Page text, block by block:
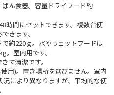
ばん食器。容量ドライフード約
時間にセットできます。複数台使
きます。
約220ｇ。水やウェットフードは
。室内用です。
て清潔です。
用)。置き場所を選びません。室内
により異なりますが、平均的な使